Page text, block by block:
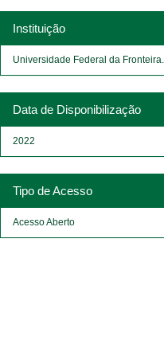
Instituição
Universidade Federal da Fronteira...
Data de Disponibilização
2022
Tipo de Acesso
Acesso Aberto